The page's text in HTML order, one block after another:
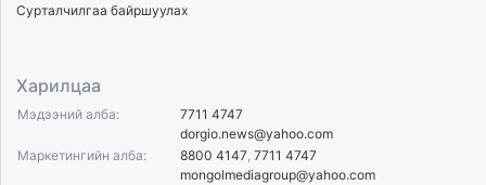
Сурталчилгаа байршуулах
Харилцаа
Мэдээний алба:
7711 4747
dorgio.news@yahoo.com
Маркетингийн алба:
8800 4147 7711 4747
mongolmediagroup@yahoo.com